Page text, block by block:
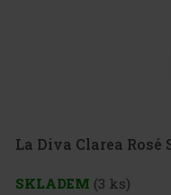
La Diva Clarea Rosé
SKLADEM (3 ks)